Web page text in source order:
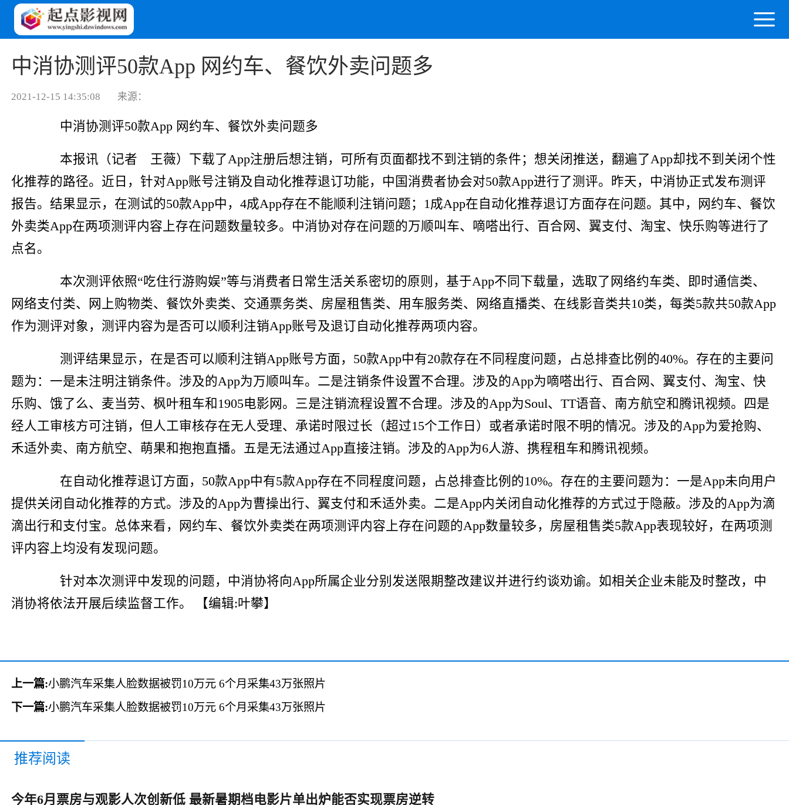
中消协测评50款App 网约车、餐饮外卖问题多
2021-12-15 14:35:08 来源：
中消协测评50款App 网约车、餐饮外卖问题多
本报讯（记者 王薇）下载了App注册后想注销，可所有页面都找不到注销的条件；想关闭推送，翻遍了App却找不到关闭个性
化推荐的路径。近日，针对App账号注销及自动化推荐退订功能，中国消费者协会对50款App进行了测评。昨天，中消协正式发布测评
报告。结果显示，在测试的50款App中，4成App存在不能顺利注销问题；1成App在自动化推荐退订方面存在问题。其中，网约车、餐饮
外卖类App在两项测评内容上存在问题数量较多。中消协对存在问题的万顺叫车、嘀嗒出行、百合网、翼支付、淘宝、快乐购等进行了
点名。
本次测评依照“吃住行游购娱”等与消费者日常生活关系密切的原则，基于App不同下载量，选取了网络约车类、即时通信类、
网络支付类、网上购物类、餐饮外卖类、交通票务类、房屋租售类、用车服务类、网络直播类、在线影音类共10类，每类5款共50款App
作为测评对象，测评内容为是否可以顺利注销App账号及退订自动化推荐两项内容。
测评结果显示，在是否可以顺利注销App账号方面，50款App中有20款存在不同程度问题，占总排查比例的40%。存在的主要问
题为：一是未注明注销条件。涉及的App为万顺叫车。二是注销条件设置不合理。涉及的App为嘀嗒出行、百合网、翼支付、淘宝、快
乐购、饿了么、麦当劳、枫叶租车和1905电影网。三是注销流程设置不合理。涉及的App为Soul、TT语音、南方航空和腾讯视频。四是
经人工审核方可注销，但人工审核存在无人受理、承诺时限过长（超过15个工作日）或者承诺时限不明的情况。涉及的App为爱抢购、
禾适外卖、南方航空、萌果和抱抱直播。五是无法通过App直接注销。涉及的App为6人游、携程租车和腾讯视频。
在自动化推荐退订方面，50款App中有5款App存在不同程度问题，占总排查比例的10%。存在的主要问题为：一是App未向用户
提供关闭自动化推荐的方式。涉及的App为曹操出行、翼支付和禾适外卖。二是App内关闭自动化推荐的方式过于隐蔽。涉及的App为滴
滴出行和支付宝。总体来看，网约车、餐饮外卖类在两项测评内容上存在问题的App数量较多，房屋租售类5款App表现较好，在两项测
评内容上均没有发现问题。
针对本次测评中发现的问题，中消协将向App所属企业分别发送限期整改建议并进行约谈劝谕。如相关企业未能及时整改，中
消协将依法开展后续监督工作。
【编辑:叶攀】
上一篇:小鹏汽车采集人脸数据被罚10万元 6个月采集43万张照片
下一篇:小鹏汽车采集人脸数据被罚10万元 6个月采集43万张照片
推荐阅读
今年6月票房与观影人次创新低 最新暑期档电影片单出炉能否实现票房逆转